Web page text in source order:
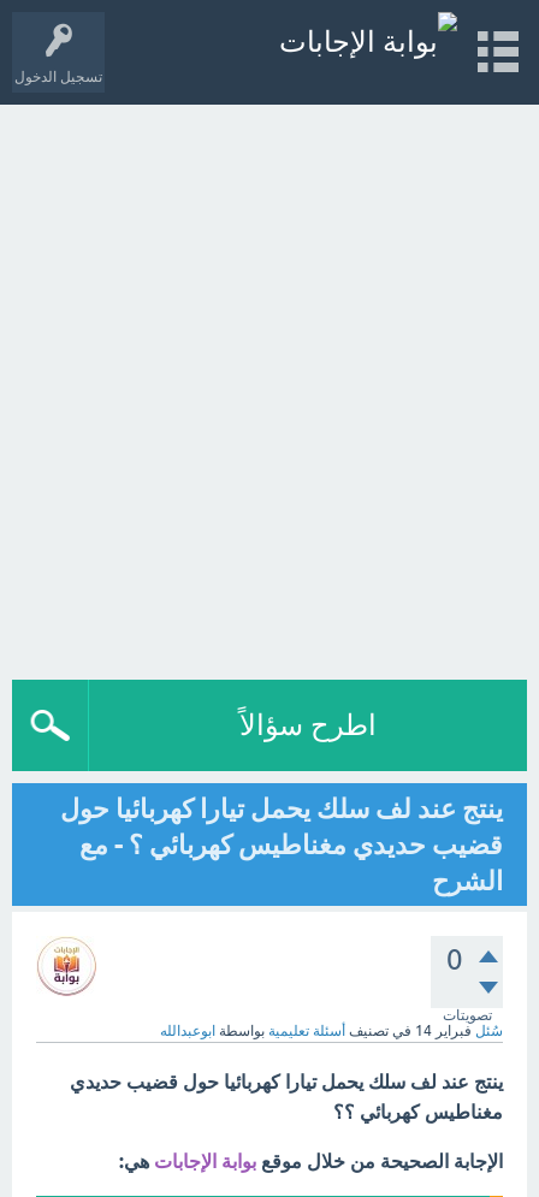
تسجيل الدخول
اطرح سؤالاً
ينتج عند لف سلك يحمل تيارا كهربائيا حول
قضيب حديدي مغناطيس كهربائي ؟ - مع
الشرح
0
تصويتات
سُئل فبراير 14 في تصنيف أسئلة تعليمية بواسطة ابوعبدالله
ينتج عند لف سلك يحمل تيارا كهربائيا حول قضيب حديدي
مغناطيس كهربائي ؟؟
الإجابة الصحيحة من خلال موقع بوابة الإجابات هي: